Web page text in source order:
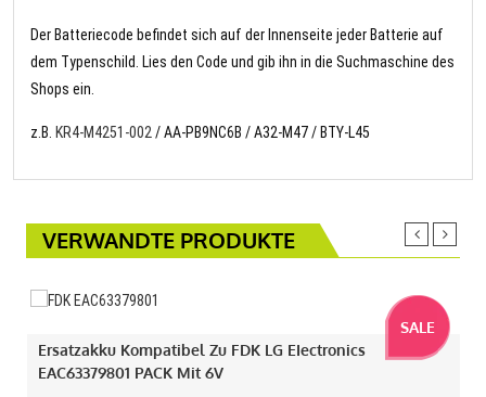
Der Batteriecode befindet sich auf der Innenseite jeder Batterie auf
dem Typenschild. Lies den Code und gib ihn in die Suchmaschine des
Shops ein.
z.B. KR4-M4251-002 / AA-PB9NC6B / A32-M47 / BTY-L45
VERWANDTE PRODUKTE
SALE
Ersatzakku Kompatibel Zu FDK LG EIectronics
EAC63379801 PACK Mit 6V